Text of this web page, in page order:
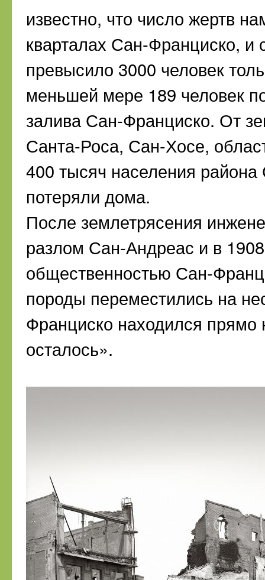
известно, что число жертв
кварталах Сан-Франциско, и
превысило 3000 человек
меньшей мере 189 человек
залива Сан-Франциско. От
Санта-Роса, Сан-Хосе,
400 тысяч населения
потеряли дома.
После землетрясения
разлом Сан-Андреас и в
общественностью Сан-
породы переместились на
Франциско находился прямо
осталось».